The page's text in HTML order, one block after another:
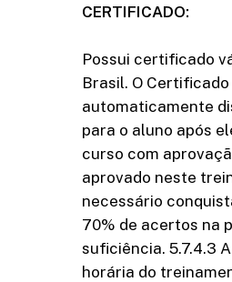
CERTIFICADO:
Possui certificado
Brasil. O Certificado
automaticamente
para o aluno após
curso com
aprovado neste
necessário
70% de acertos na
suficiência. 5.7.4.3
horária do